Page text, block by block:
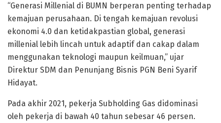
“Generasi Millenial di BUMN berperan penting terhadap
kemajuan perusahaan. Di tengah kemajuan revolusi
ekonomi 4.0 dan ketidakpastian global, generasi
millenial lebih lincah untuk adaptif dan cakap dalam
menggunakan teknologi maupun keilmuan,” ujar
Direktur SDM dan Penunjang Bisnis PGN Beni Syarif
Hidayat.
Pada akhir 2021, pekerja Subholding Gas didominasi
oleh pekerja di bawah 40 tahun sebesar 46 persen.